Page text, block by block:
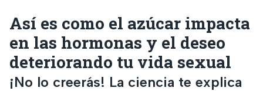
Así es como el azúcar impacta
en las hormonas y el deseo
deteriorando tu vida sexual
¡No lo creerás! La ciencia te explica